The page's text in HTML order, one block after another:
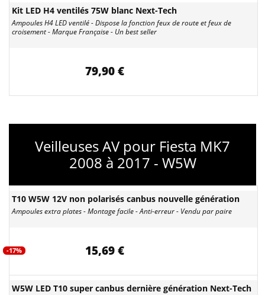
Kit LED H4 ventilés 75W blanc Next-Tech
Ampoules H4 LED ventilé - Dispose la fonction feux de route et feux de
croisement - Marque Française - Un best seller
79,90 €
Veilleuses AV pour Fiesta MK7
2008 à 2017 - W5W
T10 W5W 12V non polarisés canbus nouvelle génération
Ampoules extra plates - Montage facile - Anti-erreur - Vendu par paire
-17% 15,69 €
W5W LED T10 super canbus dernière génération Next-Tech